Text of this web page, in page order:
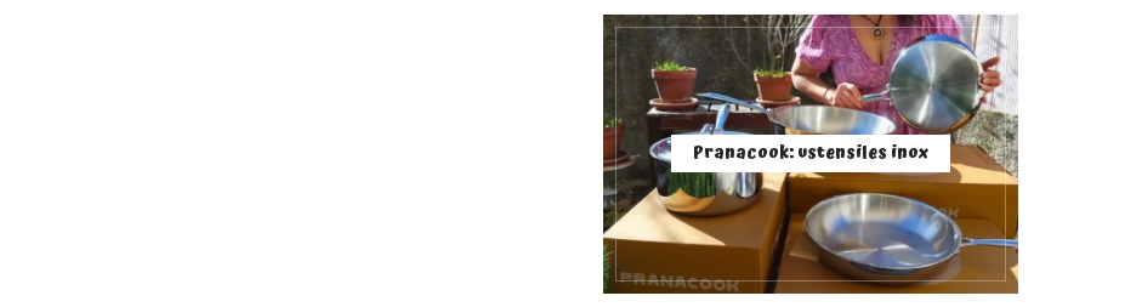
Pranacook: ustensiles inox